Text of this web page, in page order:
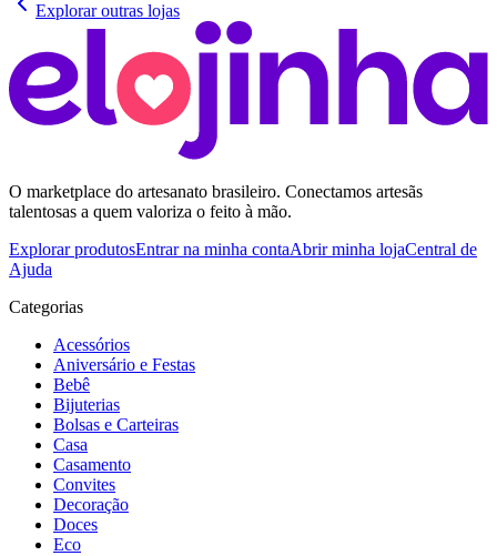
Explorar outras lojas
O marketplace do artesanato brasileiro. Conectamos artesãs
talentosas a quem valoriza o feito à mão.
Explorar produtosEntrar na minha contaAbrir minha lojaCentral de
Ajuda
Categorias
Acessórios
Aniversário e Festas
Bebê
Bijuterias
Bolsas e Carteiras
Casa
Casamento
Convites
Decoração
Doces
Eco